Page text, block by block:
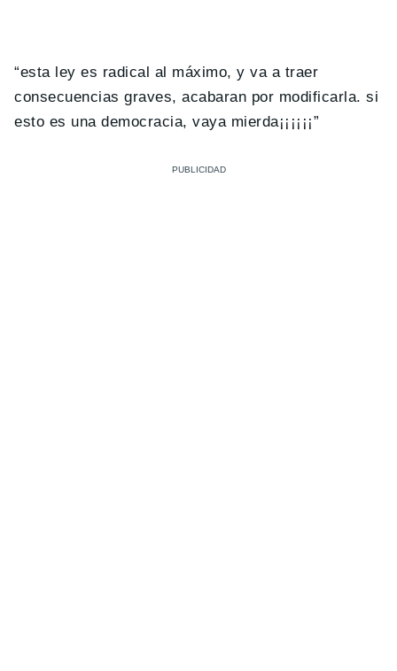
“esta ley es radical al máximo, y va a traer
consecuencias graves, acabaran por modificarla. si
esto es una democracia, vaya mierda¡¡¡¡¡¡”